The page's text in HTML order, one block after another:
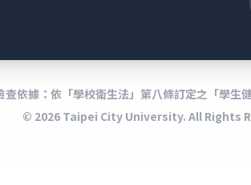
依據：依「學校衛生法」第八條訂定之「學生
© 2026 Taipei City University. All Rights